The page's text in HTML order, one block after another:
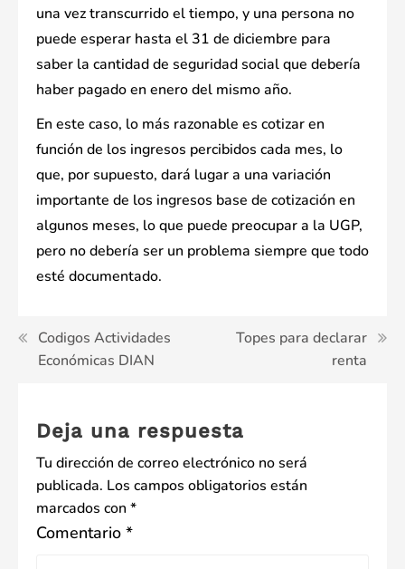
una vez transcurrido el tiempo, y una persona no
puede esperar hasta el 31 de diciembre para
saber la cantidad de seguridad social que debería
haber pagado en enero del mismo año.
En este caso, lo más razonable es cotizar en
función de los ingresos percibidos cada mes, lo
que, por supuesto, dará lugar a una variación
importante de los ingresos base de cotización en
algunos meses, lo que puede preocupar a la UGP,
pero no debería ser un problema siempre que todo
esté documentado.
Navegación
de
Codigos Actividades
Económicas DIAN
Topes para declarar
renta
Deja una respuesta
Tu dirección de correo electrónico no será
publicada. Los campos obligatorios están
marcados con *
Comentario *